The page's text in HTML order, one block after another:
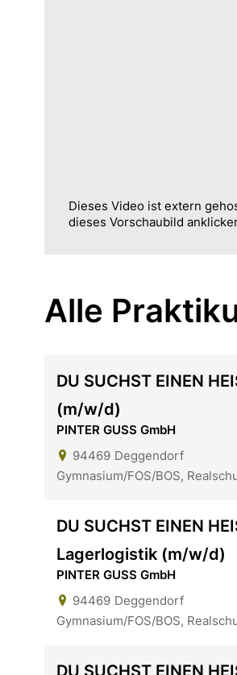
Dieses Video ist extern
dieses Vorschaubild
Alle
DU SUCHST EINEN
(m/w/d)
PINTER GUSS GmbH
94469 Deggendorf
Gymnasium/FOS/BOS,
DU SUCHST EINEN
Lagerlogistik (m/w/d)
PINTER GUSS GmbH
94469 Deggendorf
Gymnasium/FOS/BOS,
DU SUCHST EINEN